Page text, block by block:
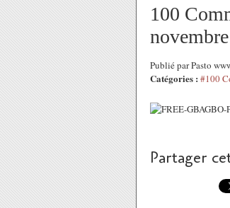
100
Publié par Pasto
Catégories : #100
Partager